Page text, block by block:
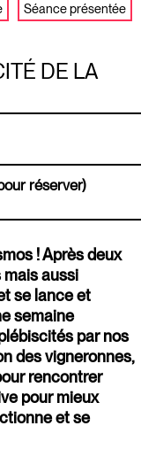
DE LA
Séance présentée
réserver)
! Après deux
mais aussi
se lance et
semaine
par nos
des vigneronnes,
rencontrer
pour mieux
et se